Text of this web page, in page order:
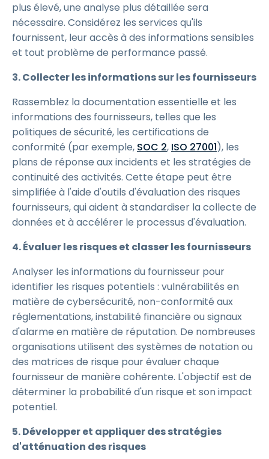
plus élevé, une analyse plus détaillée sera
nécessaire. Considérez les services qu'ils
fournissent, leur accès à des informations sensibles
et tout problème de performance passé.
3. Collecter les informations sur les fournisseurs
Rassemblez la documentation essentielle et les
informations des fournisseurs, telles que les
politiques de sécurité, les certifications de
conformité (par exemple, SOC 2, ISO 27001), les
plans de réponse aux incidents et les stratégies de
continuité des activités. Cette étape peut être
simplifiée à l'aide d'outils d'évaluation des risques
fournisseurs, qui aident à standardiser la collecte de
données et à accélérer le processus d'évaluation.
4. Évaluer les risques et classer les fournisseurs
Analyser les informations du fournisseur pour
identifier les risques potentiels : vulnérabilités en
matière de cybersécurité, non-conformité aux
réglementations, instabilité financière ou signaux
d'alarme en matière de réputation. De nombreuses
organisations utilisent des systèmes de notation ou
des matrices de risque pour évaluer chaque
fournisseur de manière cohérente. L'objectif est de
déterminer la probabilité d'un risque et son impact
potentiel.
5. Développer et appliquer des stratégies
d'atténuation des risques